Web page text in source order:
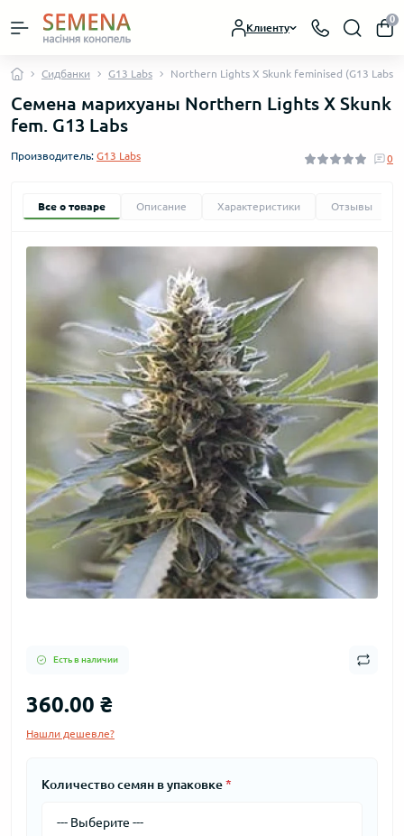
Клиенту
0
Сидбанки G13 Labs Northern Lights X Skunk feminised (G13 Labs)
Семена марихуаны Northern Lights X Skunk
fem. G13 Labs
Производитель: G13 Labs 0
Все о товаре Описание Характеристики Отзывы
Есть в наличии
360.00 ₴
Нашли дешевле?
Количество семян в упаковке*